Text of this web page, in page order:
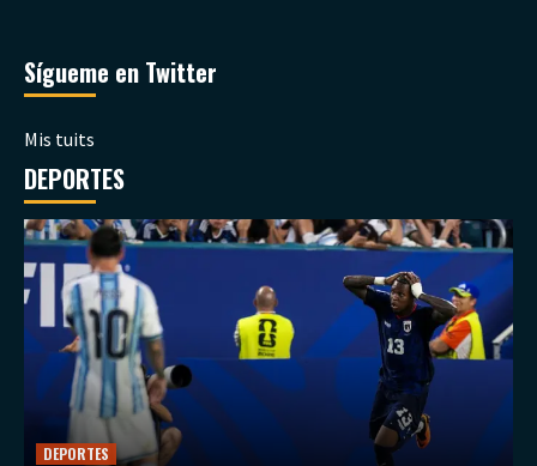
Sígueme en Twitter
Mis tuits
DEPORTES
DEPORTES